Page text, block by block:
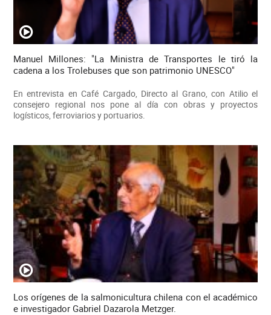
Manuel Millones: "La Ministra de Transportes le tiró la
cadena a los Trolebuses que son patrimonio UNESCO"
En entrevista en Café Cargado, Directo al Grano, con Atilio el
consejero regional nos pone al día con obras y proyectos
logísticos, ferroviarios y portuarios.
Los orígenes de la salmonicultura chilena con el académico
e investigador Gabriel Dazarola Metzger.